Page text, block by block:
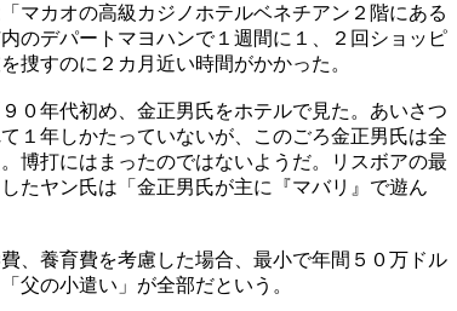
マカオの高級カジノホテルベネチアン２階にある
のデパートマヨハンで１週間に１、２回ショッピ
捜すのに２カ月近い時間がかかった。
０年代初め、金正男氏をホテルで見た。あいさつ
１年しかたっていないが、このごろ金正男氏は全
博打にはまったのではないようだ。リスボアの最
たヤン氏は「金正男氏が主に『マバリ』で遊ん
、養育費を考慮した場合、最小で年間５０万ドル
父の小遣い」が全部だという。